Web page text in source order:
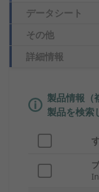
データシート
その他
詳細情報
製品情報（
製品を検索